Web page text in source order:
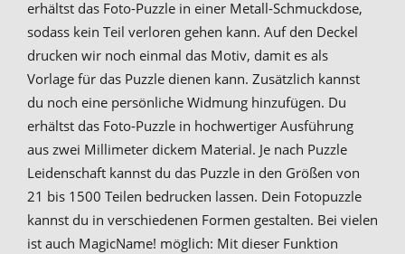
erhältst das Foto-Puzzle in einer Metall-Schmuckdose,
sodass kein Teil verloren gehen kann. Auf den Deckel
drucken wir noch einmal das Motiv, damit es als
Vorlage für das Puzzle dienen kann. Zusätzlich kannst
du noch eine persönliche Widmung hinzufügen. Du
erhältst das Foto-Puzzle in hochwertiger Ausführung
aus zwei Millimeter dickem Material. Je nach Puzzle
Leidenschaft kannst du das Puzzle in den Größen von
21 bis 1500 Teilen bedrucken lassen. Dein Fotopuzzle
kannst du in verschiedenen Formen gestalten. Bei vielen
ist auch MagicName! möglich: Mit dieser Funktion